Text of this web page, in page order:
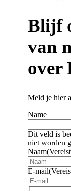
Blijf
van
over
Meld je hier
Name
Dit veld is
niet worden
Naam
E-mail